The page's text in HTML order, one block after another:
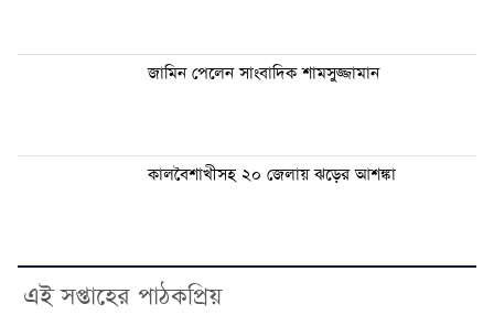
জামিন পেলেন সাংবাদিক শামসুজ্জামান
কালবৈশাখীসহ ২০ জেলায় ঝড়ের আশঙ্কা
এই সপ্তাহের পাঠকপ্রিয়